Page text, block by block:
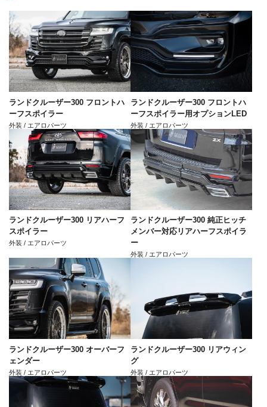
ランドクルーザー300 フロントハ
ーフスポイラー
外装 / エアロパーツ
ランドクルーザー300 フロントハ
ーフスポイラー用オプションLED
外装 / エアロパーツ
ランドクルーザー300 リアハーフ
スポイラー
外装 / エアロパーツ
ランドクルーザー300 純正ヒッチ
メンバー対応リアハーフスポイラ
ー
外装 / エアロパーツ
ランドクルーザー300 オーバーフ
ェンダー
外装 / エアロパーツ
ランドクルーザー300 リアウィン
グ
外装 / エアロパーツ